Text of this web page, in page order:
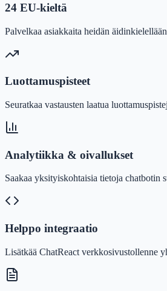
24 EU-kieltä
Palvelkaa asiakkaita heidän
Luottamuspisteet
Seuratkaa vastausten laatua
Analytiikka & oivallukset
Saakaa yksityiskohtaisia tietoja chatbotin
Helppo integraatio
Lisätkää ChatReact verkkosivustollenne